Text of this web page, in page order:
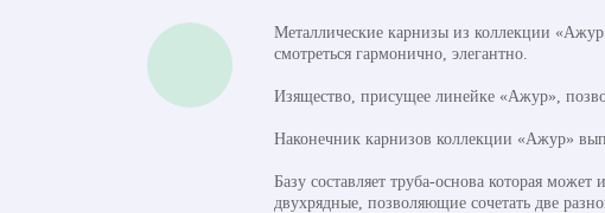
Металлические карнизы из коллекции
смотреться гармонично, элегантно.
Изящество, присущее линейке «Ажур»,
Наконечник карнизов коллекции «Ажур»
Базу составляет труба-основа которая
двухрядные, позволяющие сочетать две